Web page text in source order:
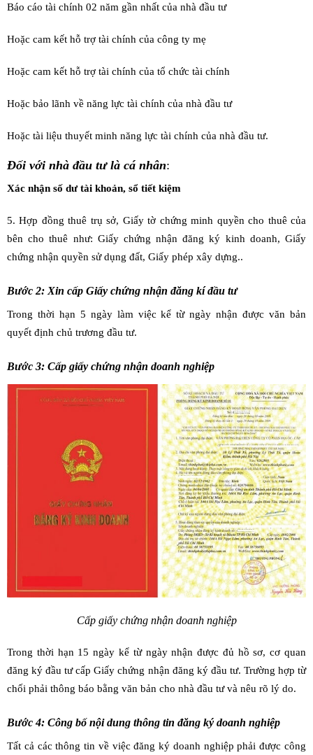
Báo cáo tài chính 02 năm gần nhất của nhà đầu tư
Hoặc cam kết hỗ trợ tài chính của công ty mẹ
Hoặc cam kết hỗ trợ tài chính của tổ chức tài chính
Hoặc bảo lãnh về năng lực tài chính của nhà đầu tư
Hoặc tài liệu thuyết minh năng lực tài chính của nhà đầu tư.
Đối với nhà đầu tư là cá nhân:
Xác nhận số dư tài khoản, sổ tiết kiệm
5. Hợp đồng thuê trụ sở, Giấy tờ chứng minh quyền cho thuê của
bên cho thuê như: Giấy chứng nhận đăng ký kinh doanh, Giấy
chứng nhận quyền sử dụng đất, Giấy phép xây dựng..
Bước 2: Xin cấp Giấy chứng nhận đăng kí đầu tư
Trong thời hạn 5 ngày làm việc kể từ ngày nhận được văn bản
quyết định chủ trương đầu tư.
Bước 3: Cấp giấy chứng nhận doanh nghiệp
Cấp giấy chứng nhận doanh nghiệp
Trong thời hạn 15 ngày kể từ ngày nhận được đủ hồ sơ, cơ quan
đăng ký đầu tư cấp Giấy chứng nhận đăng ký đầu tư. Trường hợp từ
chối phải thông báo bằng văn bản cho nhà đầu tư và nêu rõ lý do.
Bước 4: Công bố nội dung thông tin đăng ký doanh nghiệp
Tất cả các thông tin về việc đăng ký doanh nghiệp phải được công